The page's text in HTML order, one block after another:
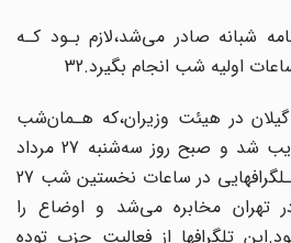
شبانه صادر می‌شد،لازم بـود‌ کـه‌
اولیه شب انجام بگیرد.32
در هیئت وزیران،که هـمان‌شب
برگزار گردید،مطرح و تصویب شد و صبح روز سه‌شنبه 27 مرداد‌
اعلام‌ گردید.از سوی دیگر،تـلگرافهایی در ساعات‌ نخستین شب 27
تهران مخابره می‌شد و اوضاع را‌
تلگرافها از فعالیت حزب توده‌